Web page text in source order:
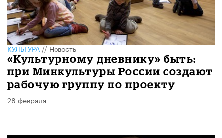
КУЛЬТУРА//Новость
«Культурному дневнику» быть:
при Минкультуры России создают
рабочую группу по проекту
28 февраля